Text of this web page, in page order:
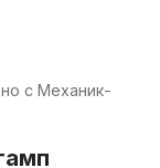
с Механик-